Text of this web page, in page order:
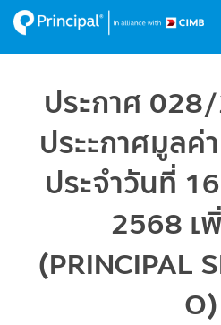
Skip
to
main
ประกาศ
ประะกาศมูลค่
ประจำวันที่
2568 เ
(PRINCIPAL
O)